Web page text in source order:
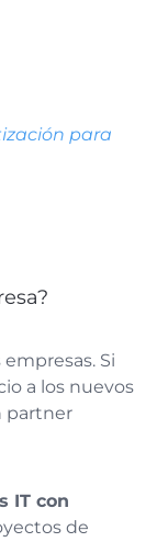
para
Si
a los nuevos
partner
IT con
de